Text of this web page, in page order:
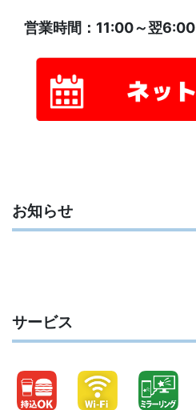
営業時間：11:00～翌6:00
お知らせ
サービス